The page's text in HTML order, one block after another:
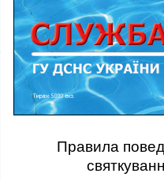
Правила